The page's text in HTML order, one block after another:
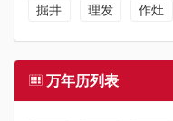
掘井 理发 作灶
万年历列表